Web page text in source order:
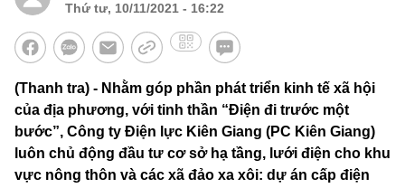
Thứ tư, 10/11/2021 - 16:22
(Thanh tra) - Nhằm góp phần phát triển kinh tế xã hội
của địa phương, với tinh thần “Điện đi trước một
bước”, Công ty Điện lực Kiên Giang (PC Kiên Giang)
luôn chủ động đầu tư cơ sở hạ tầng, lưới điện cho khu
vực nông thôn và các xã đảo xa xôi: dự án cấp điện